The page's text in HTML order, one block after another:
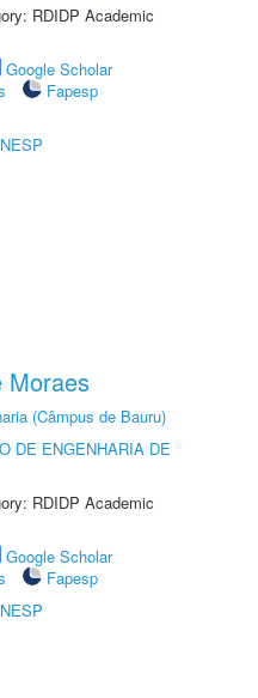
RDIDP Academic
Google Scholar
Fapesp
Moraes
(Câmpus de Bauru)
DE ENGENHARIA DE
RDIDP Academic
Google Scholar
Fapesp